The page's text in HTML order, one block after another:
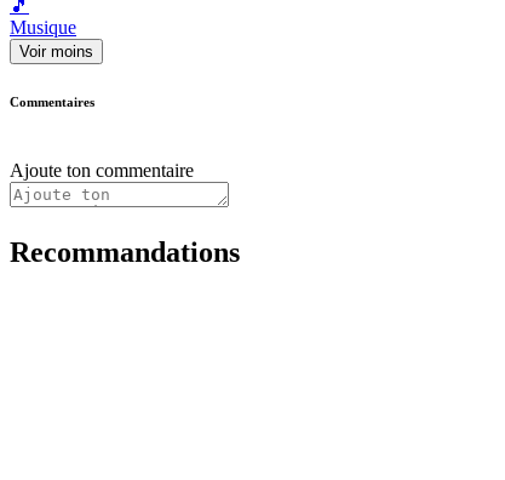
🎵
Musique
Voir moins
Commentaires
Ajoute ton commentaire
Recommandations